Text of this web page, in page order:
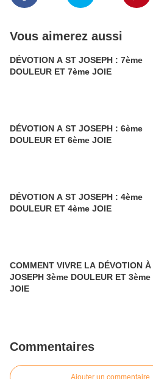
Vous aimerez aussi
DÉVOTION A ST JOSEPH : 7ème
DOULEUR ET 7ème JOIE
DÉVOTION A ST JOSEPH : 6ème
DOULEUR ET 6ème JOIE
DÉVOTION A ST JOSEPH : 4ème
DOULEUR ET 4ème JOIE
COMMENT VIVRE LA DÉVOTION À
JOSEPH 3ème DOULEUR ET 3ème
JOIE
Commentaires
Ajouter un commentaire